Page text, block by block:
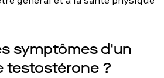
symptômes d'un
testostérone ?